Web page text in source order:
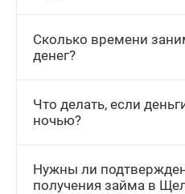
Сколько времени
денег?
Что делать, если
ночью?
Нужны ли
получения займа в